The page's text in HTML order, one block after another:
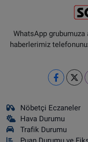
WhatsApp grubumuza
haberlerimiz
Nöbetçi Eczaneler
Hava Durumu
Trafik Durumu